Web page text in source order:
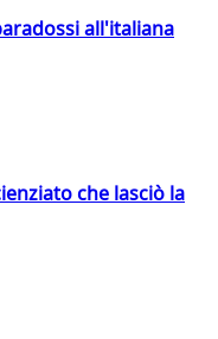
all'italiana
che lasciò la